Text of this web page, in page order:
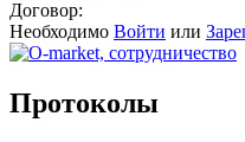
Договор:
Необходимо Войти или
Протоколы